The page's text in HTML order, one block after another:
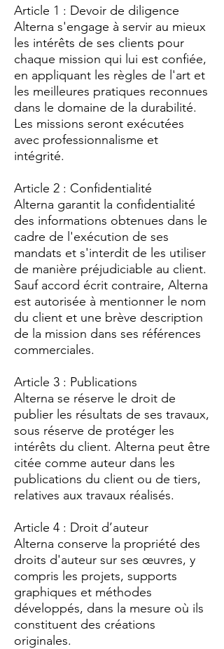
Article 1 : Devoir de diligence
Alterna s'engage à servir au mieux
les intérêts de ses clients pour
chaque mission qui lui est confiée,
en appliquant les règles de l'art et
les meilleures pratiques reconnues
dans le domaine de la durabilité.
Les missions seront exécutées
avec professionnalisme et
intégrité.
Article 2 : Confidentialité
Alterna garantit la confidentialité
des informations obtenues dans le
cadre de l'exécution de ses
mandats et s'interdit de les utiliser
de manière préjudiciable au client.
Sauf accord écrit contraire, Alterna
est autorisée à mentionner le nom
du client et une brève description
de la mission dans ses références
commerciales.
Article 3 : Publications
Alterna se réserve le droit de
publier les résultats de ses travaux,
sous réserve de protéger les
intérêts du client. Alterna peut être
citée comme auteur dans les
publications du client ou de tiers,
relatives aux travaux réalisés.
Article 4 : Droit d’auteur
Alterna conserve la propriété des
droits d'auteur sur ses œuvres, y
compris les projets, supports
graphiques et méthodes
développés, dans la mesure où ils
constituent des créations
originales.